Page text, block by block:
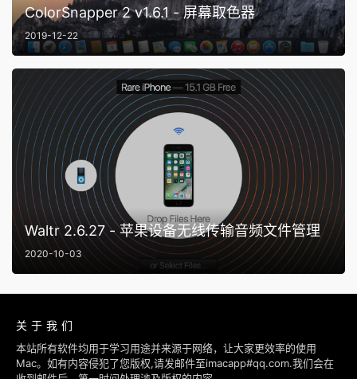
ColorSnapper 2 v1.6.1 - 屏幕取色器
2019-12-22
Waltr 2.6.27 - 苹果设备无线传输音频文件管理
2020-10-03
关于我们
本站所有软件均用于学习用途并来源于网络，让大家更效率的使用
Mac。如有内容侵犯了您版权,请发邮件至imacapp#qq.com.我们会在